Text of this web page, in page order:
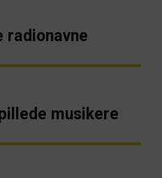
radionavne
musikere